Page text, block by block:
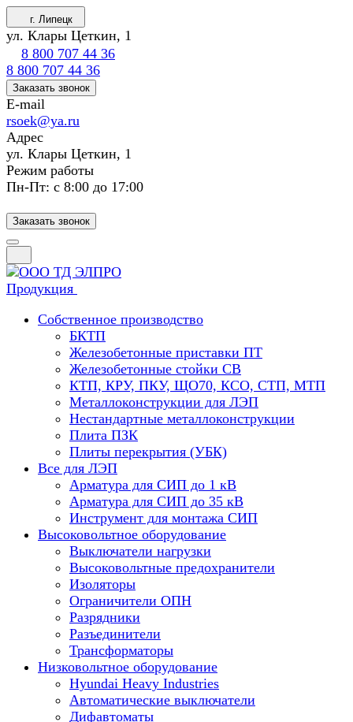
г. Липецк
ул. Клары Цеткин, 1
8 800 707 44 36
8 800 707 44 36
Заказать звонок
E-mail
rsoek@ya.ru
Адрес
ул. Клары Цеткин, 1
Режим работы
Пн-Пт: с 8:00 до 17:00
Заказать звонок
Продукция
Собственное производство
БКТП
Железобетонные приставки ПТ
Железобетонные стойки СВ
КТП, КРУ, ПКУ, ЩО70, КСО, СТП, МТП
Металлоконструкции для ЛЭП
Нестандартные металлоконструкции
Плита ПЗК
Плиты перекрытия (УБК)
Все для ЛЭП
Арматура для СИП до 1 кВ
Арматура для СИП до 35 кВ
Инструмент для монтажа СИП
Высоковольтное оборудование
Выключатели нагрузки
Высоковольтные предохранители
Изоляторы
Ограничители ОПН
Разрядники
Разъединители
Трансформаторы
Низковольтное оборудование
Hyundai Heavy Industries
Автоматические выключатели
Дифавтоматы